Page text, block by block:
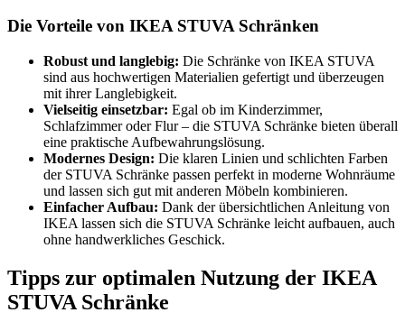
Die Vorteile von IKEA STUVA Schränken
Robust und langlebig: Die Schränke von IKEA STUVA
sind aus hochwertigen Materialien gefertigt und überzeugen
mit ihrer Langlebigkeit.
Vielseitig einsetzbar: Egal ob im Kinderzimmer,
Schlafzimmer oder Flur – die STUVA Schränke bieten überall
eine praktische Aufbewahrungslösung.
Modernes Design: Die klaren Linien und schlichten Farben
der STUVA Schränke passen perfekt in moderne Wohnräume
und lassen sich gut mit anderen Möbeln kombinieren.
Einfacher Aufbau: Dank der übersichtlichen Anleitung von
IKEA lassen sich die STUVA Schränke leicht aufbauen, auch
ohne handwerkliches Geschick.
Tipps zur optimalen Nutzung der IKEA
STUVA Schränke